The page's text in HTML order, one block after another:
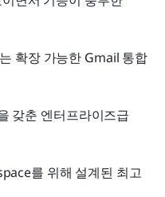
확장 가능한 Gmail 통합
갖춘 엔터프라이즈급
를 위해 설계된 최고